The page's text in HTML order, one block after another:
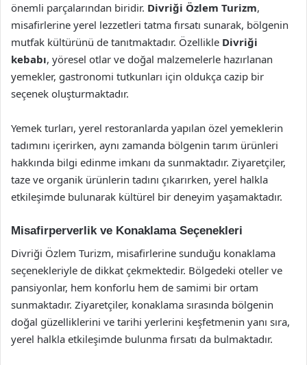
önemli parçalarından biridir. Divriği Özlem Turizm,
misafirlerine yerel lezzetleri tatma fırsatı sunarak, bölgenin
mutfak kültürünü de tanıtmaktadır. Özellikle Divriği
kebabı, yöresel otlar ve doğal malzemelerle hazırlanan
yemekler, gastronomi tutkunları için oldukça cazip bir
seçenek oluşturmaktadır.
Yemek turları, yerel restoranlarda yapılan özel yemeklerin
tadımını içerirken, aynı zamanda bölgenin tarım ürünleri
hakkında bilgi edinme imkanı da sunmaktadır. Ziyaretçiler,
taze ve organik ürünlerin tadını çıkarırken, yerel halkla
etkileşimde bulunarak kültürel bir deneyim yaşamaktadır.
Misafirperverlik ve Konaklama Seçenekleri
Divriği Özlem Turizm, misafirlerine sunduğu konaklama
seçenekleriyle de dikkat çekmektedir. Bölgedeki oteller ve
pansiyonlar, hem konforlu hem de samimi bir ortam
sunmaktadır. Ziyaretçiler, konaklama sırasında bölgenin
doğal güzelliklerini ve tarihi yerlerini keşfetmenin yanı sıra,
yerel halkla etkileşimde bulunma fırsatı da bulmaktadır.